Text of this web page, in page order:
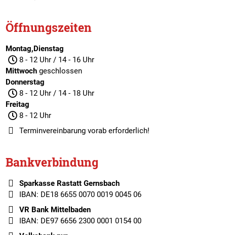
Öffnungszeiten
Montag,Dienstag
8 - 12 Uhr / 14 - 16 Uhr
Mittwochgeschlossen
Donnerstag
8 - 12 Uhr / 14 - 18 Uhr
Freitag
8 - 12 Uhr
Terminvereinbarungvorab erforderlich!
Bankverbindung
Sparkasse Rastatt Gernsbach
IBAN: DE18 6655 0070 0019 0045 06
VR Bank Mittelbaden
IBAN: DE97 6656 2300 0001 0154 00